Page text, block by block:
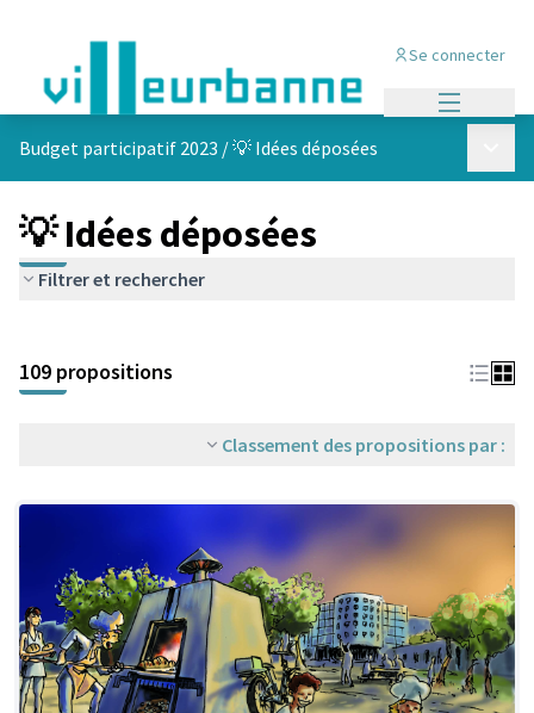
Se connecter
Budget participatif 2023 /💡 Idées déposées
💡 Idées déposées
Filtrer et rechercher
+
−
109 propositions
Classement des propositions par :